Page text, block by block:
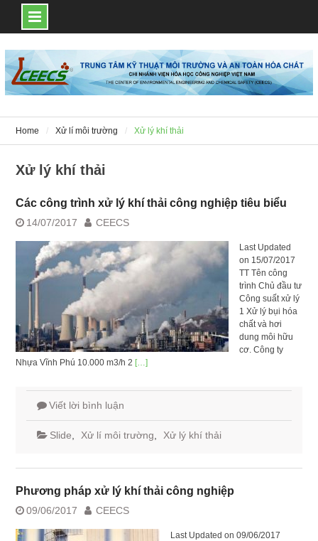
to
content
Home Xử lí môi trường Xử lý khí thải
Xử lý khí thải
Các công trình xử lý khí thải công nghiệp tiêu biểu
14/07/2017 CEECS
Last Updated
on 15/07/2017
TT Tên công
trình Chủ đầu tư
Công suất xử lý
1 Xử lý bụi hóa
chất và hơi
dung môi hữu
cơ. Công ty
Nhựa Vĩnh Phú 10.000 m3/h 2 […]
Viết lời bình luận
Slide Xử lí môi trường Xử lý khí thải
Phương pháp xử lý khí thải công nghiệp
09/06/2017 CEECS
Last Updated on 09/06/2017